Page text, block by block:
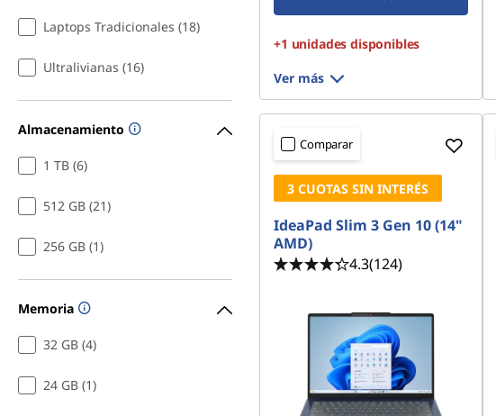
Laptops Tradicionales (18)
Ultralivianas (16)
Almacenamiento
1 TB (6)
512 GB (21)
256 GB (1)
Memoria
32 GB (4)
24 GB (1)
+1 unidades disponibles
Ver más
Comparar
3 CUOTAS SIN INTERÉS
IdeaPad Slim 3 Gen 10 (14"
AMD)
4.3(124)